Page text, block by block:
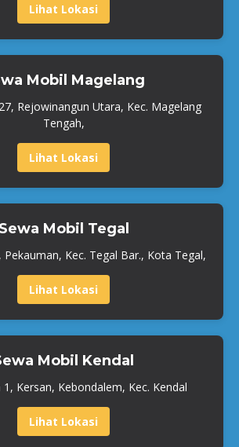
Lihat Lokasi
Mobil Magelang
Rejowinangun Utara, Kec. Magelang
Tengah,
Lihat Lokasi
Sewa Mobil Tegal
Pekauman, Kec. Tegal Bar., Kota Tegal,
Lihat Lokasi
Mobil Kendal
1, Kersan, Kebondalem, Kec. Kendal
Lihat Lokasi